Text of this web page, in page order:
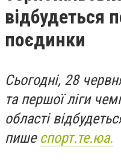
відбудеться
поєдинки
Сьогодні, 28
та першої ліги
області
пише спорт.те.юа.